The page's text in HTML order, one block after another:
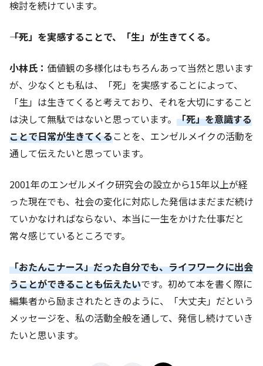
検討を続けています。
――「死」を実感することで、「生」が生きてくる。
小林氏： 価値観の多様化はもちろんあって当然と思います
が、少なくとも私は、「死」を実感することによって、
「生」は生きてくると考えており、それを大切にすること
は決して無駄ではないと思っています。 「死」を意識する
ことで日常が生きてくることを、エンゼルメイクの活動を
通して伝えたいと思っています。
2001年のエンゼルメイク研究会の設立から15年以上が経
った現在でも、社会の変化に対応した発信はまだまだ続け
ていかなければならない、本当に一生をかけた仕事だと
常々感じているところです。
「おたんこナース」だった自分でも、ライフワークに出会
うことができることも伝えたいです。初めて本を書く際に
編集者から励まされたときのように、「大丈夫」だという
メッセージを、私の活動全般を通して、発信し続けていき
たいと思います。